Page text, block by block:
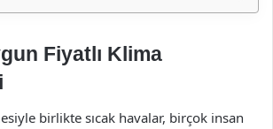
Fiyatlı Klima
birlikte sıcak havalar, birçok insan